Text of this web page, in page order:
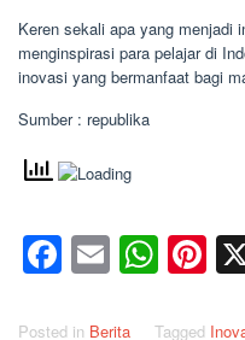
Keren sekali apa yang menjadi
menginspirasi para pelajar di
inovasi yang bermanfaat bagi
Sumber : republika
Facebook
Email
Posted in Berita Tagged